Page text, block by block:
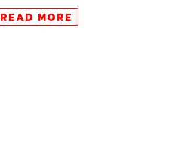
READ MORE